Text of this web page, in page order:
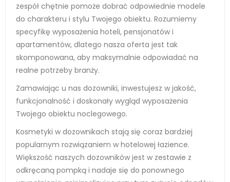
zespół chętnie pomoże dobrać odpowiednie modele
do charakteru i stylu Twojego obiektu. Rozumiemy
specyfikę wyposażenia hoteli, pensjonatów i
apartamentów, dlatego nasza oferta jest tak
skomponowana, aby maksymalnie odpowiadać na
realne potrzeby branży.
Zamawiając u nas dozowniki, inwestujesz w jakość,
funkcjonalność i doskonały wygląd wyposażenia
Twojego obiektu noclegowego.
Kosmetyki w dozownikach stają się coraz bardziej
popularnym rozwiązaniem w hotelowej łazience.
Większość naszych dozowników jest w zestawie z
odkręcaną pompką i nadaje się do ponownego